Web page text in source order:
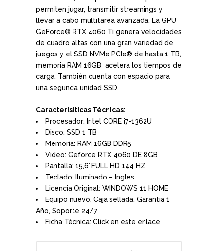
permiten jugar, transmitir streamings y
llevar a cabo multitarea avanzada. La GPU
GeForce® RTX 4060 Ti genera velocidades
de cuadro altas con una gran variedad de
juegos y el SSD NVMe PCIe® de hasta 1 TB,
memoria RAM 16GB acelera los tiempos de
carga. También cuenta con espacio para
una segunda unidad SSD.
Caracterisiticas Técnicas:
Procesador: Intel CORE i7-1362U
Disco: SSD 1 TB
Memoria: RAM 16GB DDR5
Video: Geforce RTX 4060 DE 8GB
Pantalla: 15,6″FULL HD 144 HZ
Teclado: Iluminado – Ingles
Licencia Original: WINDOWS 11 HOME
Equipo nuevo, Caja sellada, Garantía 1
Año, Soporte 24/7
Ficha Técnica: Click en este enlace